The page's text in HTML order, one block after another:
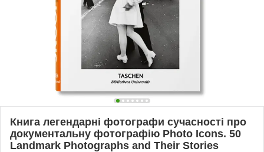
Книга легендарні фотографи сучасності про
документальну фотографію Photo Icons. 50
Landmark Photographs and Their Stories